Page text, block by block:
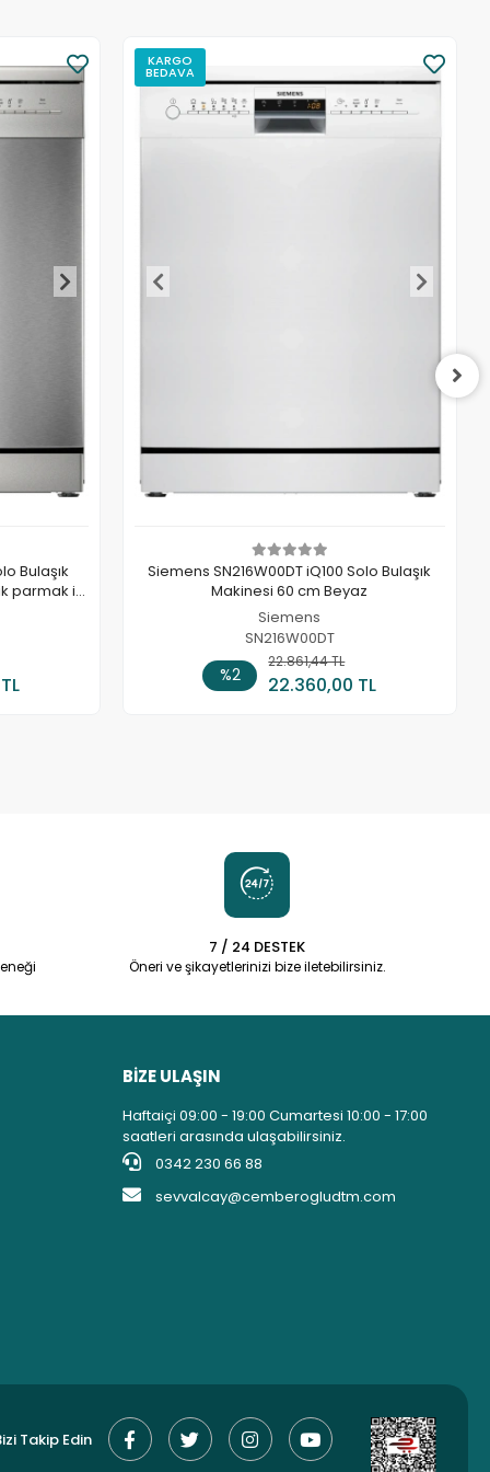
Bulaşık
parmak izi
KARGO
BEDAVA
Siemens SN216W00DT iQ100 Solo Bulaşık
Makinesi 60 cm Beyaz
Siemens
SN216W00DT
%2
22.861,44 TL
22.360,00 TL
Sepete Ekle
7 / 24 DESTEK
Öneri ve şikayetlerinizi bize iletebilirsiniz.
BİZE ULAŞIN
Haftaiçi 09:00 - 19:00 Cumartesi 10:00 - 17:00
saatleri arasında ulaşabilirsiniz.
0342 230 66 88
sevvalcay@cemberogludtm.com
Takip Edin